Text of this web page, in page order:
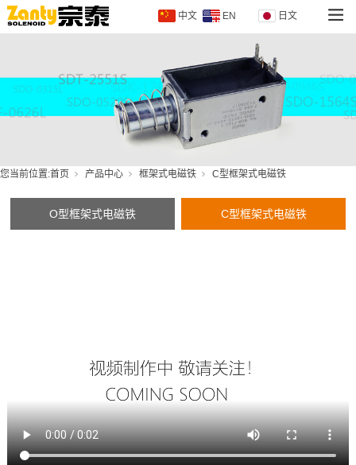
中文 EN 日文
您当前位置:首页 产品中心 框架式电磁铁 C型框架式电磁铁
O型框架式电磁铁 C型框架式电磁铁